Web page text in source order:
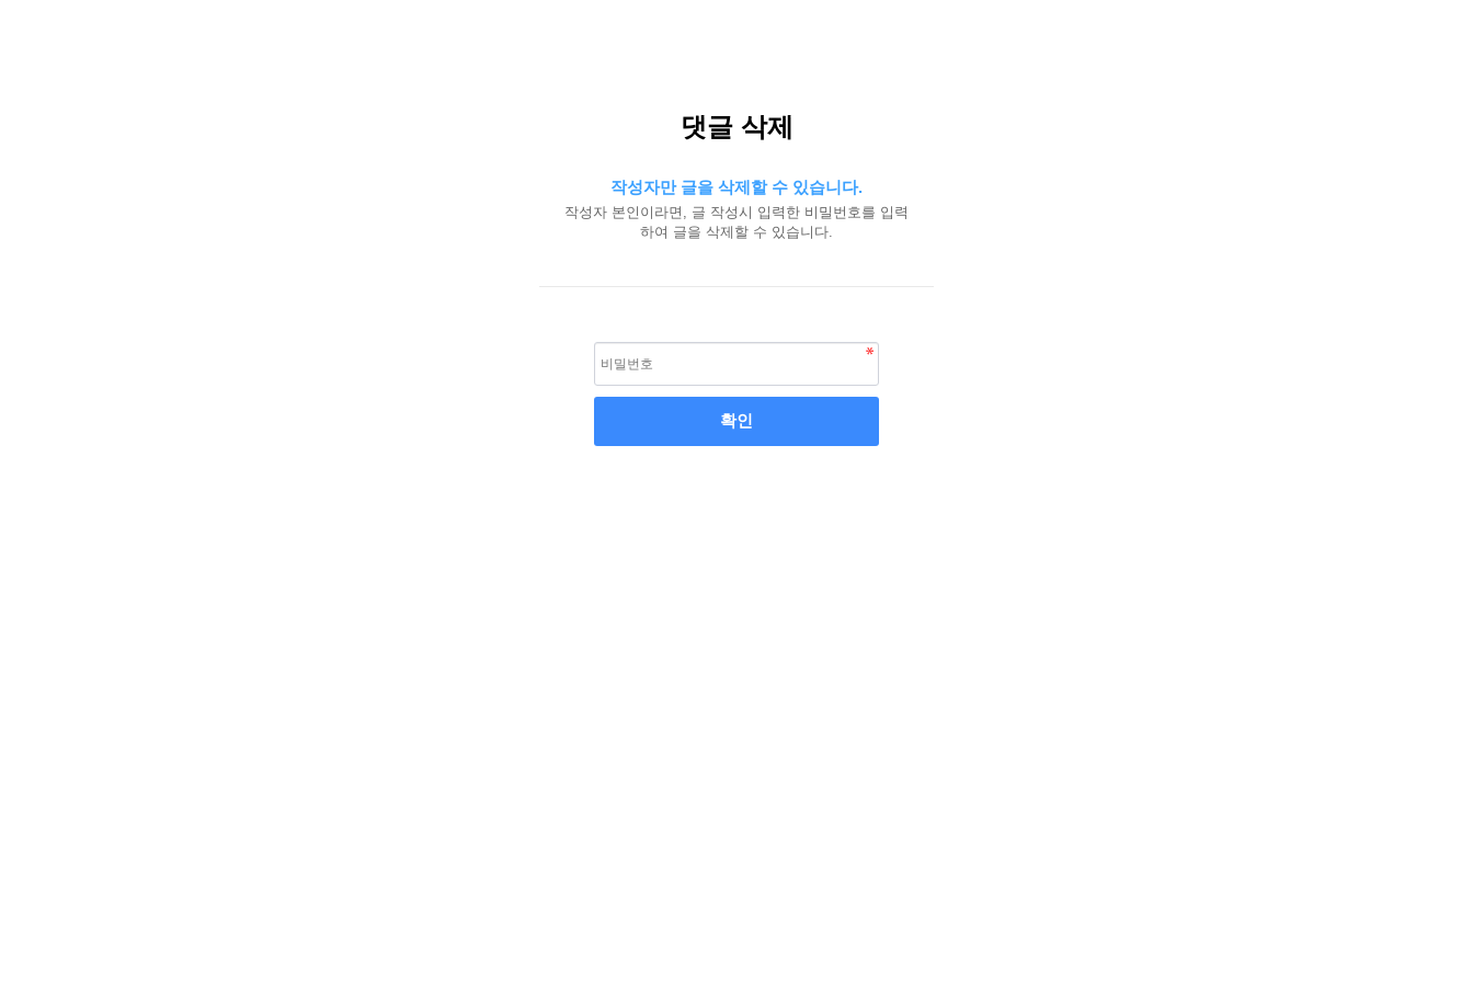
댓글 삭제
작성자만 글을 삭제할 수 있습니다.
작성자 본인이라면, 글 작성시 입력한 비밀번호를 입력
하여 글을 삭제할 수 있습니다.